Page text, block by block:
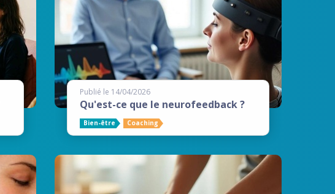
Publié le 14/04/2026
Qu'est-ce que le neurofeedback ?
Bien-être Coaching